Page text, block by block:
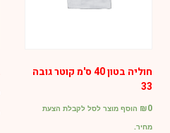
חוליה בטון 40 ס'מ קוטר גובה
33
₪0
הוסף מוצר לסל לקבלת הצעת
מחיר.